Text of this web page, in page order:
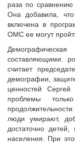
Новости
раза по
Она добавила, что
включена в
ОМС ее могут
составляющими:
считает
демографии,
ценностей
проблемы
люди умирают,
достаточно
населения. При